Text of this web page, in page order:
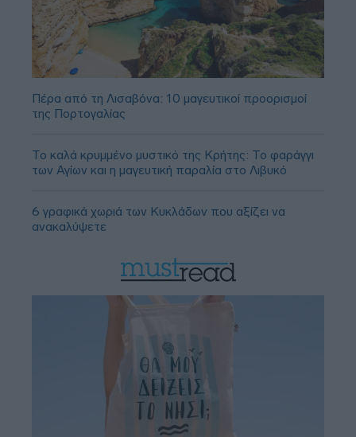
Πέρα από τη Λισαβόνα: 10 μαγευτικοί προορισμοί
της Πορτογαλίας
Το καλά κρυμμένο μυστικό της Κρήτης: Το φαράγγι
των Αγίων και η μαγευτική παραλία στο Λιβυκό
6 γραφικά χωριά των Κυκλάδων που αξίζει να
ανακαλύψετε